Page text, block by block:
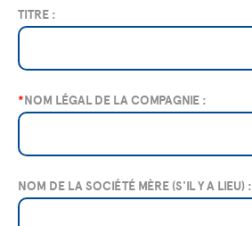
TITRE :
*NOM LÉGAL DE LA COMPAGNIE :
NOM DE LA SOCIÉTÉ MÈRE (S'IL Y A LIEU) :